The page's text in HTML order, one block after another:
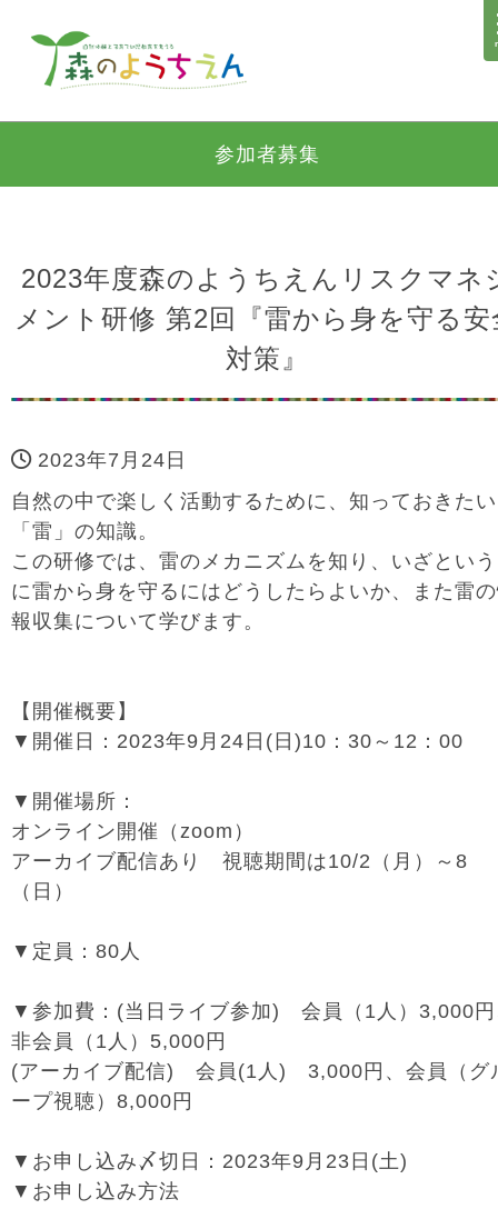
参加者募集
2023年度森のようちえんリスクマネ
メント研修 第2回『雷から身を守る安
対策』
2023年7月24日
自然の中で楽しく活動するために、知っておきたい
「雷」の知識。
この研修では、雷のメカニズムを知り、いざとい
に雷から身を守るにはどうしたらよいか、また雷
報収集について学びます。
【開催概要】
▼開催日：2023年9月24日(日)10：30～12：00
▼開催場所：
オンライン開催（zoom）
アーカイブ配信あり 視聴期間は10/2（月）～8
（日）
▼定員：80人
▼参加費： (当日ライブ参加) 会員（ 1 人） 3,000 円
非会員（ 1 人） 5,000 円
(アーカイブ配信) 会員 (1 人 ) 3,000 円、会員（グ
ープ視聴） 8,000 円
▼お申し込み〆切日：2023年9月23日(土)
▼お申し込み方法